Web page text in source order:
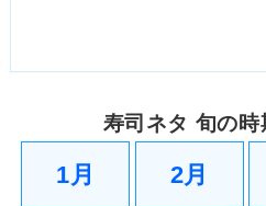
寿司ネタ 旬の
1月 2月